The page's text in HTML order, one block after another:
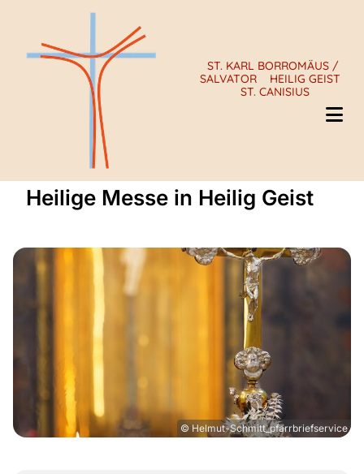
ST. KARL BORROMÄUS /
SALVATOR
HEILIG GEIST
ST. CANISIUS
Heilige Messe in Heilig Geist
© Helmut-Schmitt_pfarrbriefservice